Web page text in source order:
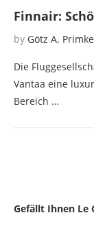
Finnair:
by Götz A. Primke
Die
Vantaa eine
Bereich …
Gefällt Ihnen Le